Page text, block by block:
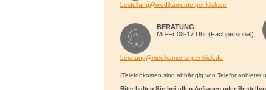
bestellung@medikamente-per-klick.de
BERATUNG
Mo-Fr 08-17 Uhr (Fachpersonal)
beratung@medikamente-per-klick.de
(Telefonkosten sind abhängig von Telefonanbieter
Bitte halten Sie bei allen Anfragen oder